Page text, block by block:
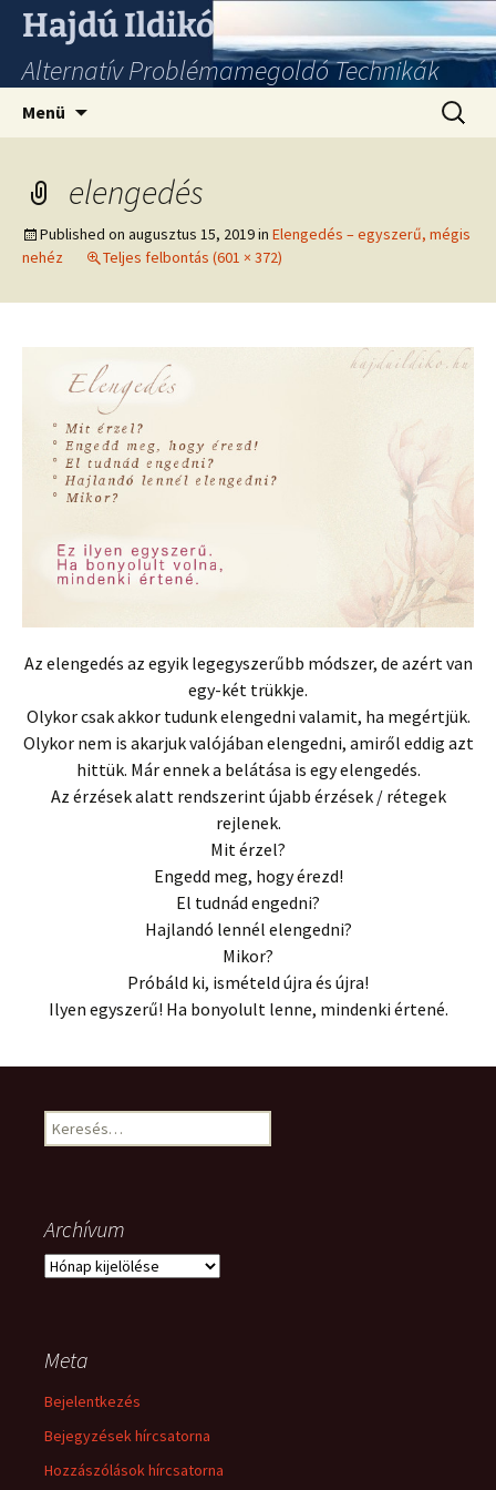
Hajdú Ildikó
Alternatív Problémamegoldó Technikák
Menü
elengedés
Published on augusztus 15, 2019in Elengedés – egyszerű, mégis
nehéz
Teljes felbontás (601 × 372)
Az elengedés az egyik legegyszerűbb módszer, de azért van
egy-két trükkje.
Olykor csak akkor tudunk elengedni valamit, ha megértjük.
Olykor nem is akarjuk valójában elengedni, amiről eddig azt
hittük. Már ennek a belátása is egy elengedés.
Az érzések alatt rendszerint újabb érzések / rétegek
rejlenek.
Mit érzel?
Engedd meg, hogy érezd!
El tudnád engedni?
Hajlandó lennél elengedni?
Mikor?
Próbáld ki, ismételd újra és újra!
Ilyen egyszerű! Ha bonyolult lenne, mindenki értené.
Keresés:
Archívum
Archívum
Meta
Bejelentkezés
Bejegyzések hírcsatorna
Hozzászólások hírcsatorna